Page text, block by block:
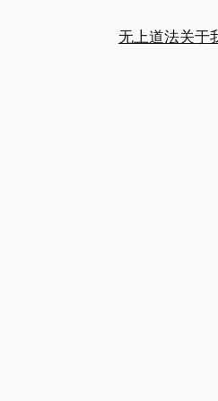
无上道法关于